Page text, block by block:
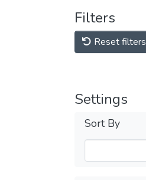
Filters
Reset filters
Settings
Sort By